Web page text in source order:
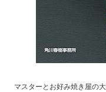
マスターとお好み焼き屋の